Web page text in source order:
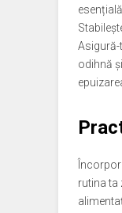
Asigură-
odihnă
rutina ta